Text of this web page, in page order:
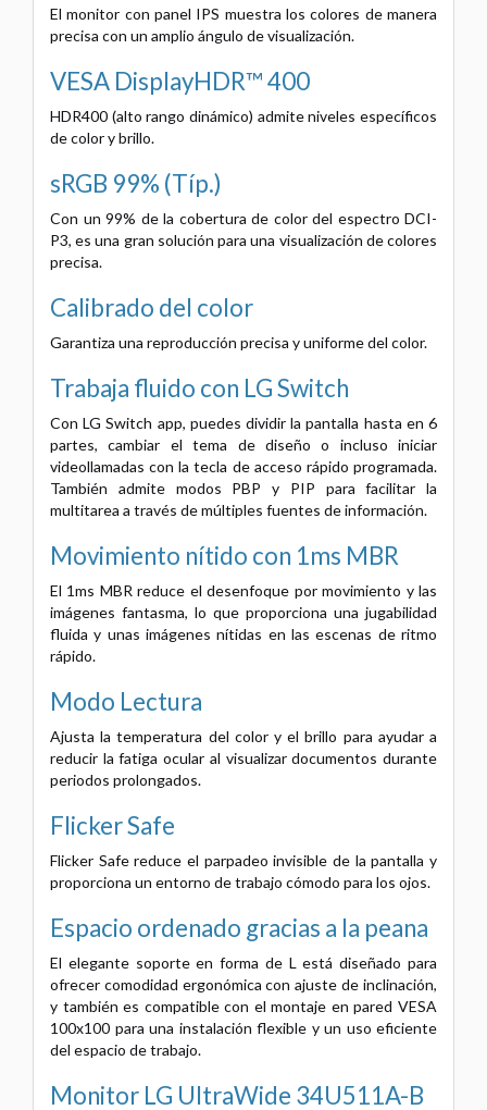
El monitor con panel IPS muestra los colores de manera
precisa con un amplio ángulo de visualización.
VESA DisplayHDR™ 400
HDR400 (alto rango dinámico) admite niveles específicos
de color y brillo.
sRGB 99% (Típ.)
Con un 99% de la cobertura de color del espectro DCI-
P3, es una gran solución para una visualización de colores
precisa.
Calibrado del color
Garantiza una reproducción precisa y uniforme del color.
Trabaja fluido con LG Switch
Con LG Switch app, puedes dividir la pantalla hasta en 6
partes, cambiar el tema de diseño o incluso iniciar
videollamadas con la tecla de acceso rápido programada.
También admite modos PBP y PIP para facilitar la
multitarea a través de múltiples fuentes de información.
Movimiento nítido con 1ms MBR
El 1ms MBR reduce el desenfoque por movimiento y las
imágenes fantasma, lo que proporciona una jugabilidad
fluida y unas imágenes nítidas en las escenas de ritmo
rápido.
Modo Lectura
Ajusta la temperatura del color y el brillo para ayudar a
reducir la fatiga ocular al visualizar documentos durante
periodos prolongados.
Flicker Safe
Flicker Safe reduce el parpadeo invisible de la pantalla y
proporciona un entorno de trabajo cómodo para los ojos.
Espacio ordenado gracias a la peana
El elegante soporte en forma de L está diseñado para
ofrecer comodidad ergonómica con ajuste de inclinación,
y también es compatible con el montaje en pared VESA
100x100 para una instalación flexible y un uso eficiente
del espacio de trabajo.
Monitor LG UltraWide 34U511A-B